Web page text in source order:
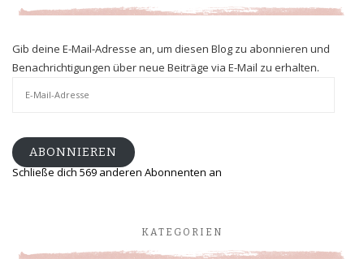
Gib deine E-Mail-Adresse an, um diesen Blog zu abonnieren und
Benachrichtigungen über neue Beiträge via E-Mail zu erhalten.
ABONNIEREN
Schließe dich 569 anderen Abonnenten an
KATEGORIEN